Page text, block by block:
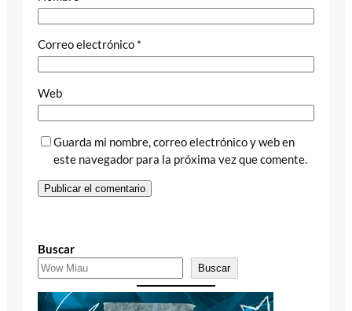
Correo electrónico *
Web
Guarda mi nombre, correo electrónico y web en
este navegador para la próxima vez que comente.
Buscar
Buscar